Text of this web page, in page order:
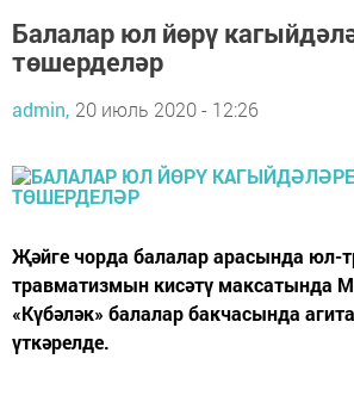
Балалар юл йөрү
төшерделәр
admin, 20 июль 2020 - 12:26
Җәйге чорда балалар арасында юл-
травматизмын кисәтү максатында
«Күбәләк» балалар бакчасында
үткәрелде.